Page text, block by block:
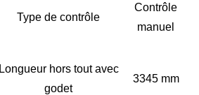
Type de contrôle
Contrôle
manuel
Longueur hors tout avec
godet
3345 mm